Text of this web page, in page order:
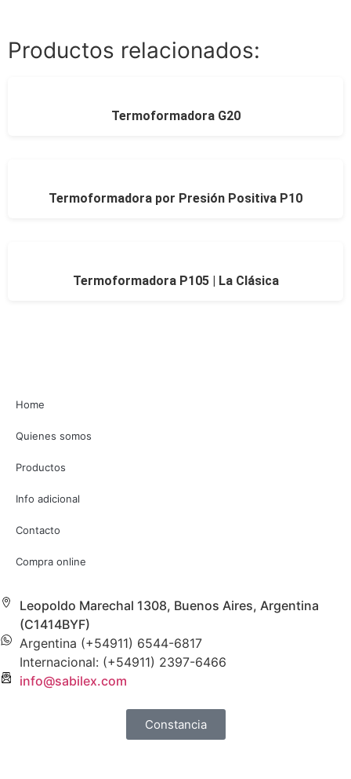
Productos relacionados:
Termoformadora G20
Termoformadora por Presión Positiva P10
Termoformadora P105 | La Clásica
Home
Quienes somos
Productos
Info adicional
Contacto
Compra online
Leopoldo Marechal 1308, Buenos Aires, Argentina
(C1414BYF)
Argentina (+54911) 6544-6817
Internacional: (+54911) 2397-6466
info@sabilex.com
Constancia